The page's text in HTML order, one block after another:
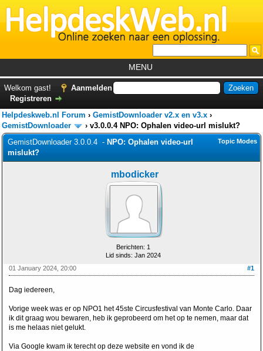
MENU
Foutcodes
Helpdesks
GemistDownloader*
Forum
Welkom gast!
Aanmelden
Registreren
Helpdeskweb.nl Forum › GemistDownloader v2.x en v3.x ›
GemistDownloader
› v3.0.0.4 NPO: Ophalen video-url mislukt?
Topic Modes
GemistDownloader 3.0.0.4 - NPO: Ophalen video-url
mislukt?
mbodicker
Berichten: 1
Lid sinds: Jan 2024
#1
01 January 2024, 20:00
Dag iedereen,
Vorige week was er op NPO1 het 45ste Circusfestival van Monte Carlo. Daar
ik dit graag wou bewaren, heb ik geprobeerd om het op te nemen, maar dat
is me helaas niet gelukt.
Via Google kwam ik terecht op deze website en vond ik de